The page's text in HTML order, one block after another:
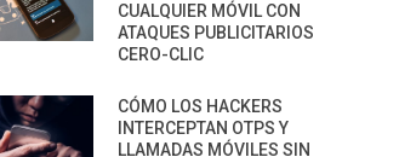
CUALQUIER MÓVIL CON
ATAQUES PUBLICITARIOS
CERO-CLIC
CÓMO LOS HACKERS
INTERCEPTAN OTPS Y
LLAMADAS MÓVILES SIN